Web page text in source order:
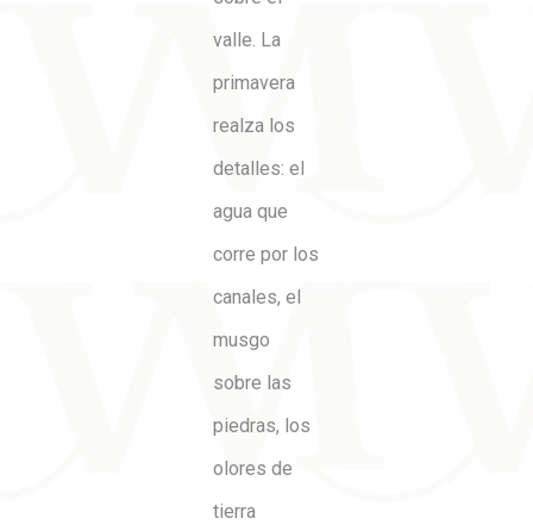
valle. La
primavera
realza los
detalles: el
agua que
corre por los
canales, el
musgo
sobre las
piedras, los
olores de
tierra